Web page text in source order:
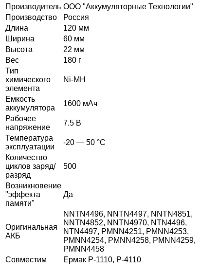
Производитель ООО "Аккумуляторные Технологии"
Производство
Россия
Длина
120 мм
Ширина
60 мм
Высота
22 мм
Вес
180 г
Тип
химического
элемента
Ni-MH
Емкость
аккумулятора
1600 мАч
Рабочее
напряжение
7.5 В
Температура
эксплуатации
-20 — 50 °C
Количество
циклов заряд/
разряд
500
Возникновение
"эффекта
памяти"
Да
Оригинальная
АКБ
NNTN4496, NNTN4497, NNTN4851,
NNTN4852, NNTN4970, NTN4496,
NTN4497, PMNN4251, PMNN4253,
PMNN4254, PMNN4258, PMNN4259,
PMNN4458
Совместим
Ермак Р-1110, Р-4110